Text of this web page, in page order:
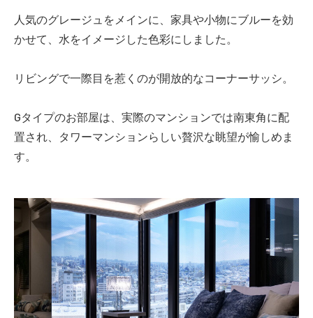
人気のグレージュをメインに、家具や小物にブルーを効
かせて、水をイメージした色彩にしました。
リビングで一際目を惹くのが開放的なコーナーサッシ。
Gタイプのお部屋は、実際のマンションでは南東角に配
置され、タワーマンションらしい贅沢な眺望が愉しめま
す。